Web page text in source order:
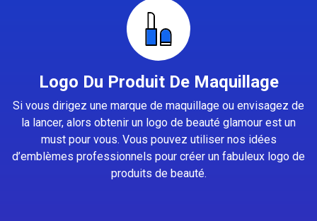
Logo Du Produit De Maquillage
Si vous dirigez une marque de maquillage ou envisagez de
la lancer, alors obtenir un logo de beauté glamour est un
must pour vous. Vous pouvez utiliser nos idées
d’emblèmes professionnels pour créer un fabuleux logo de
produits de beauté.